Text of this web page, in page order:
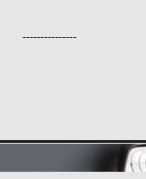
---------------